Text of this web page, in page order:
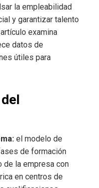
la empleabilidad
y garantizar talento
examina
datos de
útiles para
el modelo de
de formación
de la empresa con
en centros de